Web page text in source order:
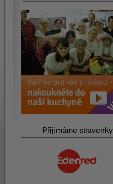
Přijímáme stravenky